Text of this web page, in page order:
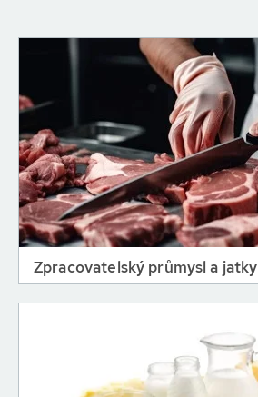
Zpracovatelský průmysl a jatky